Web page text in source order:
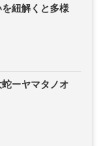
紐解くと多様
ーヤマタノオ